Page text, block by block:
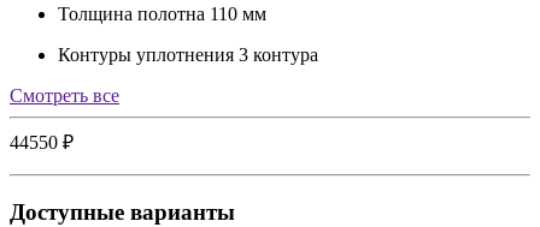
Толщина полотна 110 мм
Контуры уплотнения 3 контура
Cмотреть все
44550 ₽
Доступные варианты